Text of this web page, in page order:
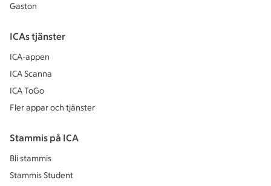
Gaston
ICAs tjänster
ICA-appen
ICA Scanna
ICA ToGo
Fler appar och tjänster
Stammis på ICA
Bli stammis
Stammis Student